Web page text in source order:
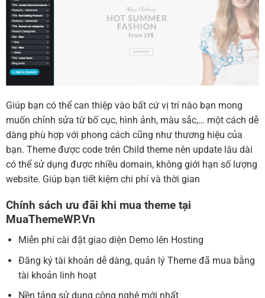
Giúp bạn có thể can thiệp vào bất cứ vị trí nào bạn mong
muốn chỉnh sửa từ bố cục, hình ảnh, màu sắc,… một cách dễ
dàng phù hợp với phong cách cũng như thương hiệu của
bạn. Theme được code trên Child theme nên update lâu dài
có thể sử dụng được nhiều domain, không giới hạn số lượng
website. Giúp bạn tiết kiệm chi phí và thời gian
Chính sách ưu đãi khi mua theme tại
MuaThemeWP.Vn
Miễn phí cài đặt giao diện Demo lên Hosting
Đăng ký tài khoản dễ dàng, quản lý Theme đã mua bằng
tài khoản linh hoạt
Nền tảng sử dụng công nghệ mới nhất